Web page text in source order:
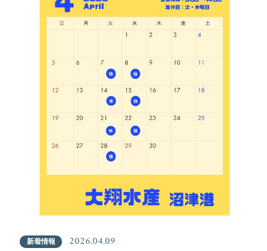
新着情報 2026.04.09